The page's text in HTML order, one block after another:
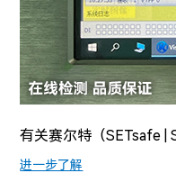
有关赛尔特（SETsafe |
进一步了解